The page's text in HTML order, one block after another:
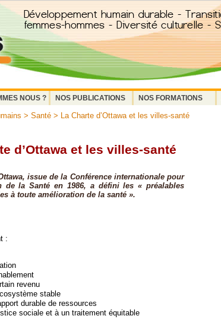
NOUS ? NOS PUBLICATIONS NOS FORMATIONS
> Santé > La Charte d’Ottawa et les villes-santé
d’Ottawa et les villes-santé
issue de la Conférence internationale pour
de la Santé en 1986, a défini les « préalables
à toute amélioration de la santé ».
:
revenu
stable
durable de ressources
sociale et à un traitement équitable